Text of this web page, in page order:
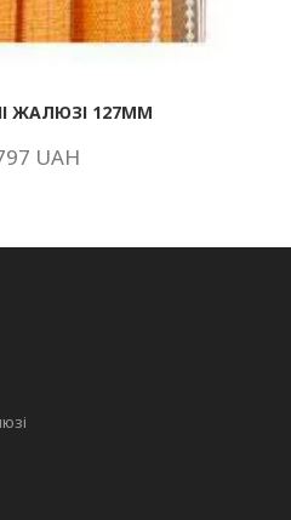
ЖАЛЮЗІ 127ММ
UAH